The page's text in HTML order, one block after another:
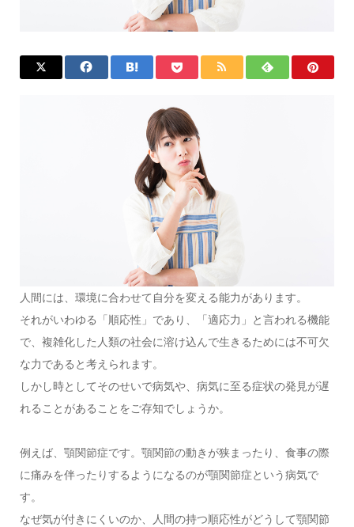
人間には、環境に合わせて自分を変える能力があります。
それがいわゆる「順応性」であり、「適応力」と言われる機能
で、複雑化した人類の社会に溶け込んで生きるためには不可欠
な力であると考えられます。
しかし時としてそのせいで病気や、病気に至る症状の発見が遅
れることがあることをご存知でしょうか。
例えば、顎関節症です。顎関節の動きが狭まったり、食事の際
に痛みを伴ったりするようになるのが顎関節症という病気で
す。
なぜ気が付きにくいのか、人間の持つ順応性がどうして顎関節